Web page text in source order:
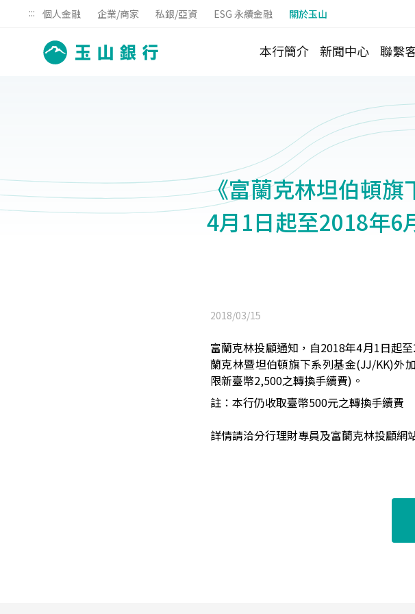
::: 個人金融 企業/商家 私銀/亞資 ESG 永續金融 關於玉山
本行簡介 新聞中心 聯繫
《富蘭克林坦伯頓
4月1日起至2018年6
2018/03/15
富蘭克林投顧通知，自2018年4月1日起
蘭克林暨坦伯頓旗下系列基金(JJ/KK)外
限新臺幣2,500之轉換手續費)。
註：本行仍收取臺幣500元之轉換手續費
詳情請洽分行理財專員及富蘭克林投顧網